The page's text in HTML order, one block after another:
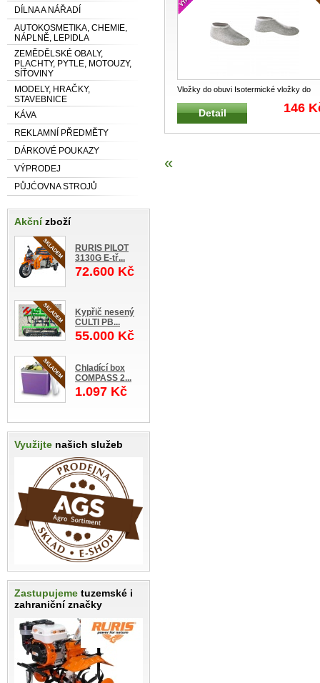
DÍLNA A NÁŘADÍ
AUTOKOSMETIKA, CHEMIE,
NÁPLNĚ, LEPIDLA
ZEMĚDĚLSKÉ OBALY,
PLACHTY, PYTLE, MOTOUZY,
SÍŤOVINY
MODELY, HRAČKY,
STAVEBNICE
KÁVA
REKLAMNÍ PŘEDMĚTY
DÁRKOVÉ POUKAZY
VÝPRODEJ
PŮJĆOVNA STROJŮ
Akčnízboží
RURIS PILOT
3130G E-tř...
72.600 Kč
Kypřič nesený
CULTI PB...
55.000 Kč
Chladící box
COMPASS 2...
1.097 Kč
Využijte našich služeb
Zastupujeme tuzemské i
zahraniční značky
Vložky do obuvi Isotermické vložky do
holínek a obuvi Použití přede
Detail 146
«